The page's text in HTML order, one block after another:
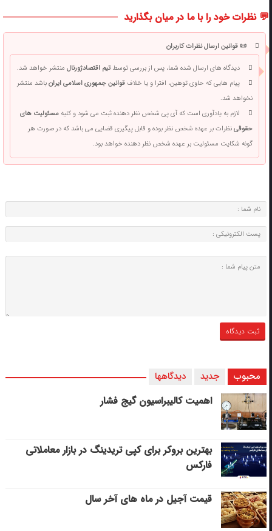
💬 نظرات خود را با ما در میان بگذارید
📜 قوانین ارسال نظرات کاربران
دیدگاه های ارسال شده شما، پس از بررسی توسطتیم اقتصادژورنالمنتشر خواهد شد.
پیام هایی که حاوی توهین، افترا و یا خلافقوانین جمهوری اسلامی ایرانباشد منتشر
نخواهد شد.
لازم به یادآوری است که آی پی شخص نظر دهنده ثبت می شود و کلیهمسئولیت های
حقوقینظرات بر عهده شخص نظر بوده و قابل پیگیری قضایی می باشد که در صورت هر
گونه شکایت مسئولیت بر عهده شخص نظر دهنده خواهد بود.
محبوب جدید دیدگاهها
اهمیت کالیبراسیون گیج فشار
بهترین بروکر برای کپی‌ تریدینگ در بازار معاملاتی
فارکس
قیمت آجیل در ماه های آخر سال